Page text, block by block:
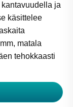
ja
käsittelee
matala
tehokkaasti